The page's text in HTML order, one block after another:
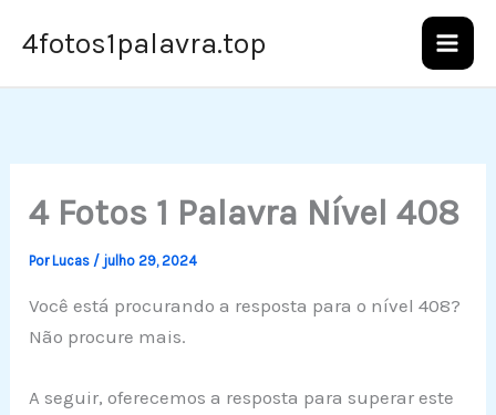
para4fotos1palavra.top
4 Fotos 1 Palavra Nível 408
PorLucas / julho 29, 2024
Você está procurando a resposta para o nível 408?
Não procure mais.
A seguir, oferecemos a resposta para superar este